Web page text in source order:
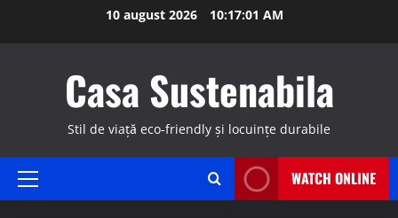
10 august 2026 10:17:02 AM
Casa Sustenabila
Stil de viață eco-friendly și locuințe durabile
Primary
WATCH ONLINE